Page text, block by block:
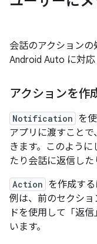
会話のアクション
Android Auto に対応
アクションを作
Notification を
アプリに渡すこと
きます。このよう
たり会話に返信した
Action を作成する
例は、前のセクショ
ドを使用して「返信」
います。